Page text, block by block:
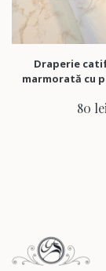
Draperie catifea
marmorată cu
80 lei